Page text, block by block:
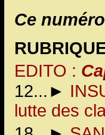
Ce
EDITO :
12...►
lutte des